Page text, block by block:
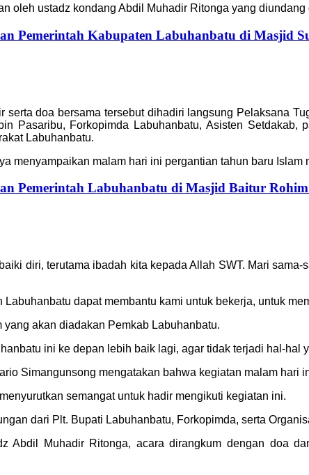
oleh ustadz kondang Abdil Muhadir Ritonga yang diundang
Pemerintah Kabupaten Labuhanbatu di Masjid
serta doa bersama tersebut dihadiri langsung Pelaksana
Pasaribu, Forkopimda Labuhanbatu, Asisten
Labuhanbatu.
menyampaikan malam hari ini pergantian tahun baru Islam
Pemerintah Labuhanbatu di Masjid Baitur
diri, terutama ibadah kita kepada Allah SWT. Mari
dapat membantu kami untuk bekerja, untuk
akan diadakan Pemkab Labuhanbatu.
ini ke depan lebih baik lagi, agar tidak terjadi hal-hal
Simangunsong mengatakan bahwa kegiatan malam hari
semangat untuk hadir mengikuti kegiatan ini.
dari Plt. Bupati Labuhanbatu, Forkopimda, serta
Abdil Muhadir Ritonga, acara dirangkum dengan doa